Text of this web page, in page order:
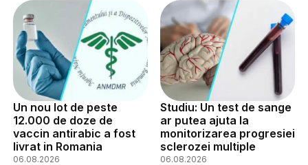
Un nou lot de peste
12.000 de doze de
vaccin antirabic a fost
livrat in Romania
06.08.2026
Studiu: Un test de sange
ar putea ajuta la
monitorizarea progresiei
sclerozei multiple
06.08.2026